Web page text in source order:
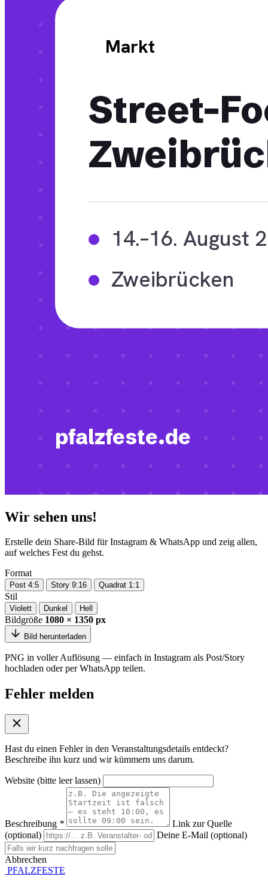
Wir sehen uns!
Erstelle dein Share-Bild für Instagram & WhatsApp und zeig allen,
auf welches Fest du gehst.
Format
Post 4:5 Story 9:16 Quadrat 1:1
Stil
Violett Dunkel Hell
Bildgröße 1080 × 1350 px
Bild herunterladen
PNG in voller Auflösung — einfach in Instagram als Post/Story
hochladen oder per WhatsApp teilen.
Fehler melden
Hast du einen Fehler in den Veranstaltungsdetails entdeckt?
Beschreibe ihn kurz und wir kümmern uns darum.
Website (bitte leer lassen)
Beschreibung *
Link zur Quelle
(optional)
Deine E-Mail (optional)
Abbrechen
PFALZFESTE